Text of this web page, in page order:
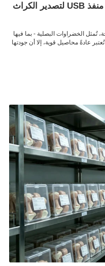
مسجل بيانات درجة الحرارة عبر منفذ USB لتصدير الكراث
تُمثل الخضراوات البصلية - بما فيها
عادةً محاصيل قوية، إلا أن جودتها